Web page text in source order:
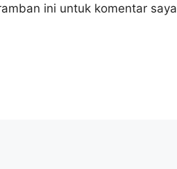
ini untuk komentar saya